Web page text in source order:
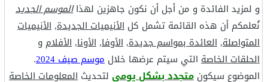
و لمزيد الفائدة و من أجل أن نكون جاهزين لهذاالموسم الجديد
نُعلمكم أن هذه القائمة تشمل كل الأنيميات الجديدة,الأنيميات
المتواصلة,العائدة بمواسم جديدة,الأوفا,الأونا,الأفلام و
الحلقات الخاصة التي سيتم عرضها خلال موسم صيف 2024
.
الموضوع سيكون متجدد بشكل يومي لتحديث المعلومات الخاصة